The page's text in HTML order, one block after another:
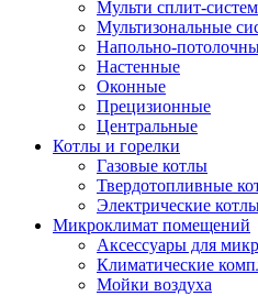
Мульти сплит-
Мультизональные
Напольно-
Настенные
Оконные
Прецизионные
Центральные
Котлы и горелки
Газовые котлы
Твердотопливные
Электрические
Микроклимат помещений
Аксессуары для
Климатические
Мойки воздуха